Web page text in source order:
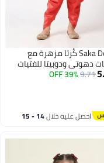
Saka Designs كُرتا مزهرة مع
دهوتي ودوبيتا للفتيات
9.71
39% OFF
احصل عليه خلال 14 - 15